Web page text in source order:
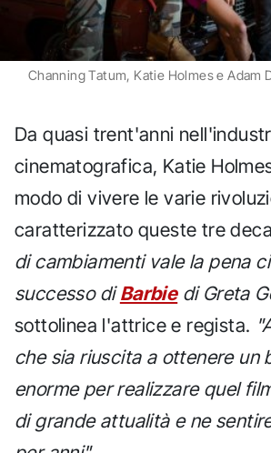
Channing Tatum, Katie Holmes e Adam
Da quasi trent'anni
cinematografica, Katie
modo di vivere le varie
caratterizzato queste tre
di cambiamenti vale la pena
successo diBarbiedi Greta
sottolinea l'attrice e regista.
che sia riuscita a ottenere un
enorme per realizzare quel
di grande attualità e ne